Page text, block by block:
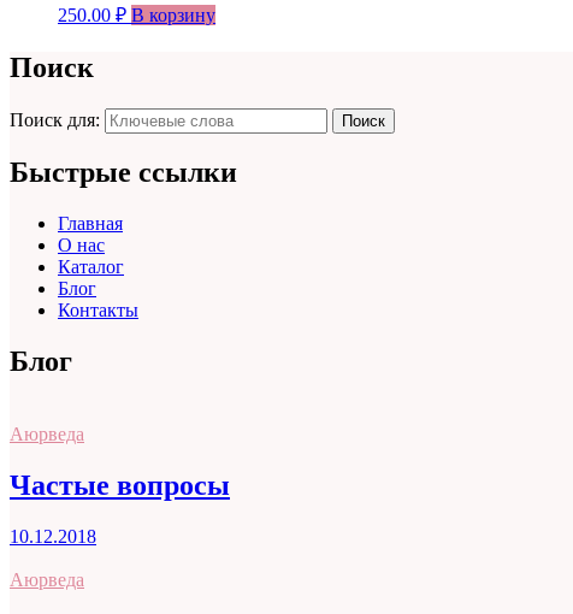
250.00 ₽ В корзину
Поиск
Поиск для: Поиск
Быстрые ссылки
Главная
О нас
Каталог
Блог
Контакты
Блог
Аюрведа
Частые вопросы
10.12.2018
Аюрведа